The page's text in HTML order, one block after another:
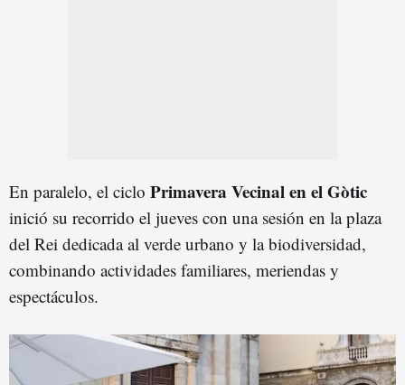
En paralelo, el ciclo Primavera Vecinal en el Gòtic
inició su recorrido el jueves con una sesión en la plaza
del Rei dedicada al verde urbano y la biodiversidad,
combinando actividades familiares, meriendas y
espectáculos.